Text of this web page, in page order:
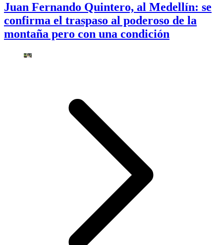
Juan Fernando Quintero, al Medellín: se
confirma el traspaso al poderoso de la
montaña pero con una condición